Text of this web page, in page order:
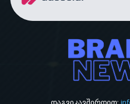
დაგვიკავშირდით: